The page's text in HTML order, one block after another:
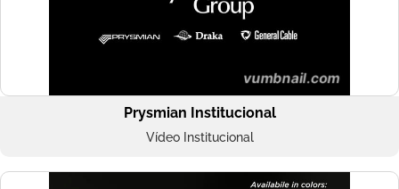
Prysmian Institucional
Vídeo Institucional